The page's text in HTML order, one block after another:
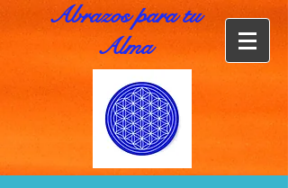
Abrazos para tu
Alma